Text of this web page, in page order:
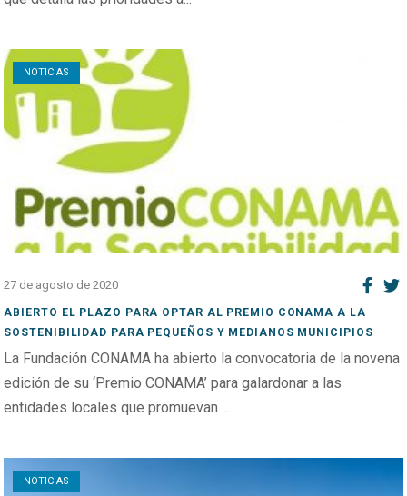
NOTICIAS
Open post
27 de agosto de 2020
ABIERTO EL PLAZO PARA OPTAR AL PREMIO CONAMA A LA
SOSTENIBILIDAD PARA PEQUEÑOS Y MEDIANOS MUNICIPIOS
La Fundación CONAMA ha abierto la convocatoria de la novena
edición de su ‘Premio CONAMA’ para galardonar a las
entidades locales que promuevan ...
NOTICIAS
Open post